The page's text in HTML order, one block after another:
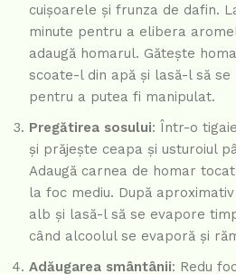
cuișoarele și frunza de dafin.
minute pentru a elibera
adaugă homarul. Gătește
scoate-l din apă și lasă-l să se
pentru a putea fi manipulat.
Pregătirea sosului: Într-o
și prăjește ceapa și usturoiul
Adaugă carnea de homar
la foc mediu. După
alb și lasă-l să se evapore
când alcoolul se evaporă și
Adăugarea smântânii: Redu